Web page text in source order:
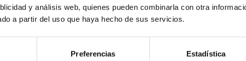
y análisis web, quienes pueden combinarla con otra
a partir del uso que haya hecho de sus servicios.
Preferencias Estadística
las carretillas elevadoras que manipulan la mercancía.
parte inferior de los puntales y en otros componentes de los